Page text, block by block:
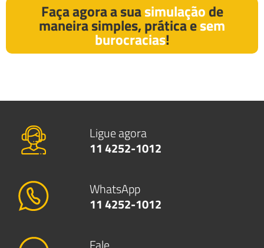
Faça agora a suasimulaçãode
maneira simples, prática esem
burocracias!
Ligue agora
11 4252-1012
WhatsApp
11 4252-1012